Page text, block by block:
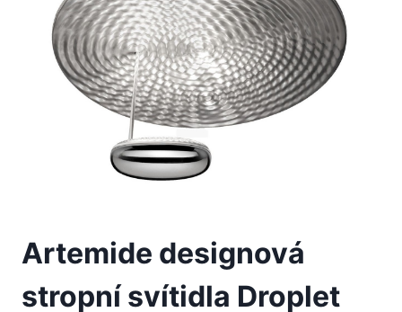
Artemide designová
stropní svítidla Droplet